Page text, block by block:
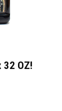
32 OZ!